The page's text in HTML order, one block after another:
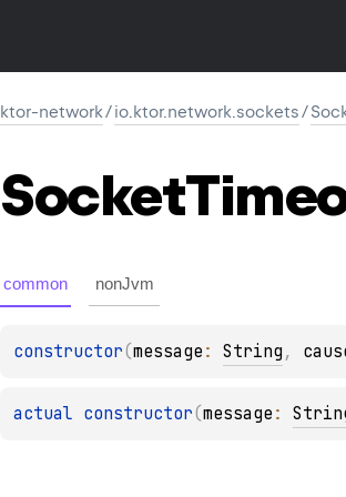
ktor-network/io.ktor.network.sockets/
Socket
common nonJvm
constructor(message : String ,
actual constructor(message :